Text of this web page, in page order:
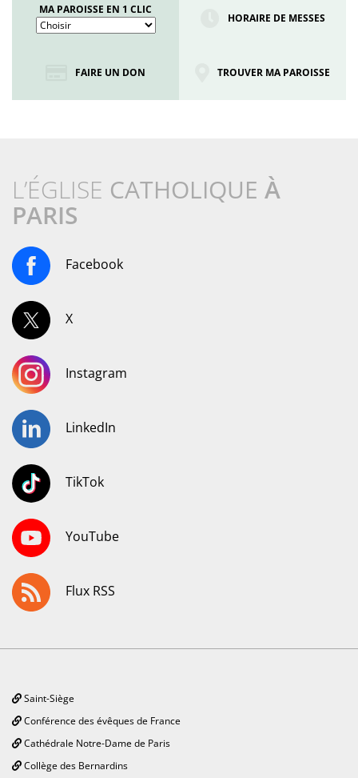
MA PAROISSE EN 1 CLIC
HORAIRE DE MESSES
FAIRE UN DON TROUVER MA PAROISSE
L’ÉGLISE CATHOLIQUE À
PARIS
Facebook
X
Instagram
LinkedIn
TikTok
YouTube
Flux RSS
Saint-Siège
Conférence des évêques de France
Cathédrale Notre-Dame de Paris
Collège des Bernardins